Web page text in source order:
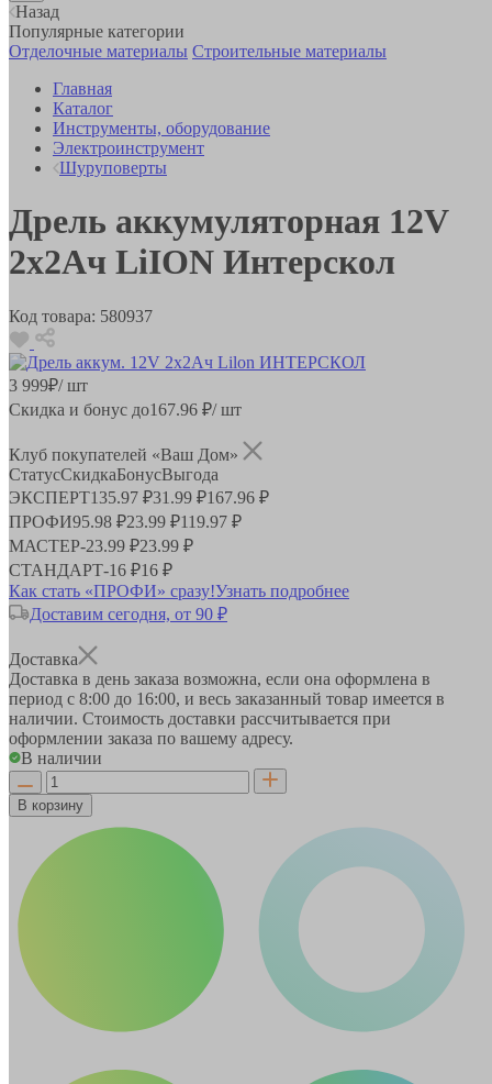
Назад
Популярные категории
Отделочные материалы Строительные материалы
Главная
Каталог
Инструменты, оборудование
Электроинструмент
Шуруповерты
Дрель аккумуляторная 12V
2х2Ач LiION Интерскол
Код товара: 580937
3 999₽/ шт
Скидка и бонус до167.96 ₽/ шт
Клуб покупателей «Ваш Дом»
СтатусСкидкаБонусВыгода
ЭКСПЕРТ135.97 ₽31.99 ₽167.96 ₽
ПРОФИ95.98 ₽23.99 ₽119.97 ₽
МАСТЕР-23.99 ₽23.99 ₽
СТАНДАРТ-16 ₽16 ₽
Как стать «ПРОФИ» сразу!Узнать подробнее
Доставим сегодня, от 90 ₽
Доставка
Доставка в день заказа возможна, если она оформлена в
период с 8:00 до 16:00, и весь заказанный товар имеется в
наличии. Стоимость доставки рассчитывается при
оформлении заказа по вашему адресу.
В наличии
В корзину